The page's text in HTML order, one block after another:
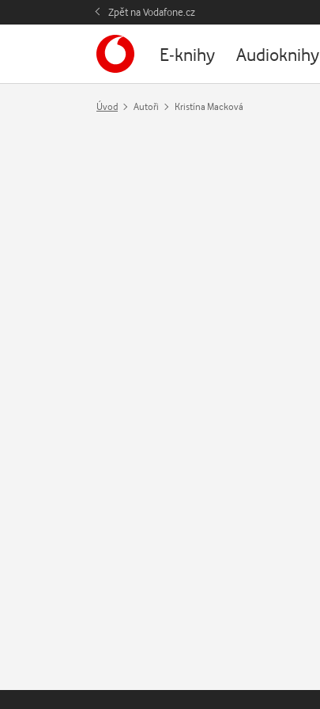
Zpět na Vodafone.cz
E-knihy Audioknihy
Úvod Autoři Kristína Macková